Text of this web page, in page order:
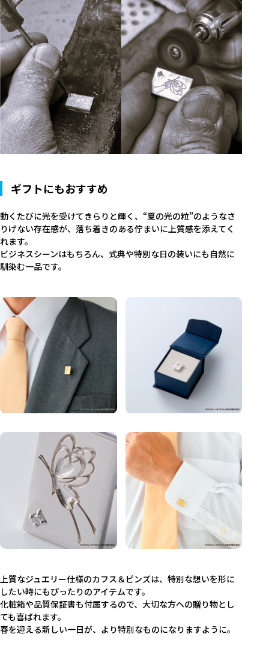
ギフトにもおすすめ
動くたびに光を受けてきらりと輝く、“夏の光の粒”のようなさ
りげない存在感が、落ち着きのある佇まいに上質感を添えてく
れます。
ビジネスシーンはもちろん、式典や特別な日の装いにも自然に
馴染む一品です。
上質なジュエリー仕様のカフス＆ピンズは、特別な想いを形に
したい時にもぴったりのアイテムです。
化粧箱や品質保証書も付属するので、大切な方への贈り物とし
ても喜ばれます。
春を迎える新しい一日が、より特別なものになりますように。
カテゴリ
価格
その他 在庫あり
受注販売
予約販売
本店限定
クリア 絞り込みする